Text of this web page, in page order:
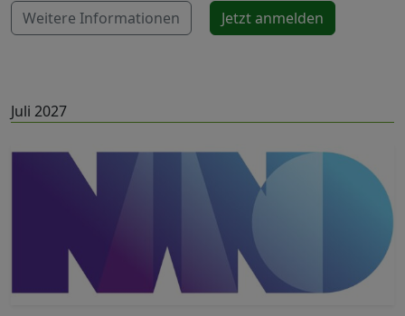
Weitere Informationen Jetzt anmelden
Juli 2027